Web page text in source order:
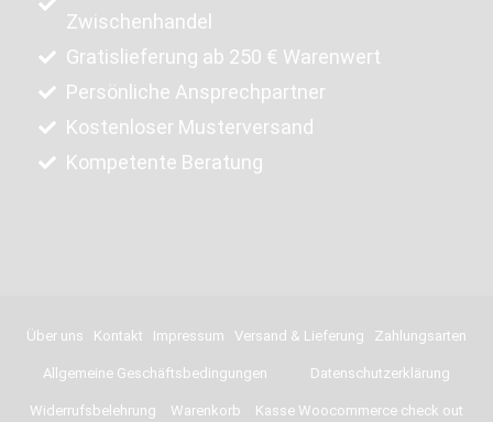
Zwischenhandel
Gratislieferung ab 250 € Warenwert
Persönliche Ansprechpartner
Kostenloser Musterversand
Kompetente Beratung
Über uns Kontakt Impressum Versand & Lieferung Zahlungsarten
Allgemeine Geschäftsbedingungen Datenschutzerklärung
Widerrufsbelehrung Warenkorb Kasse Woocommerce check out